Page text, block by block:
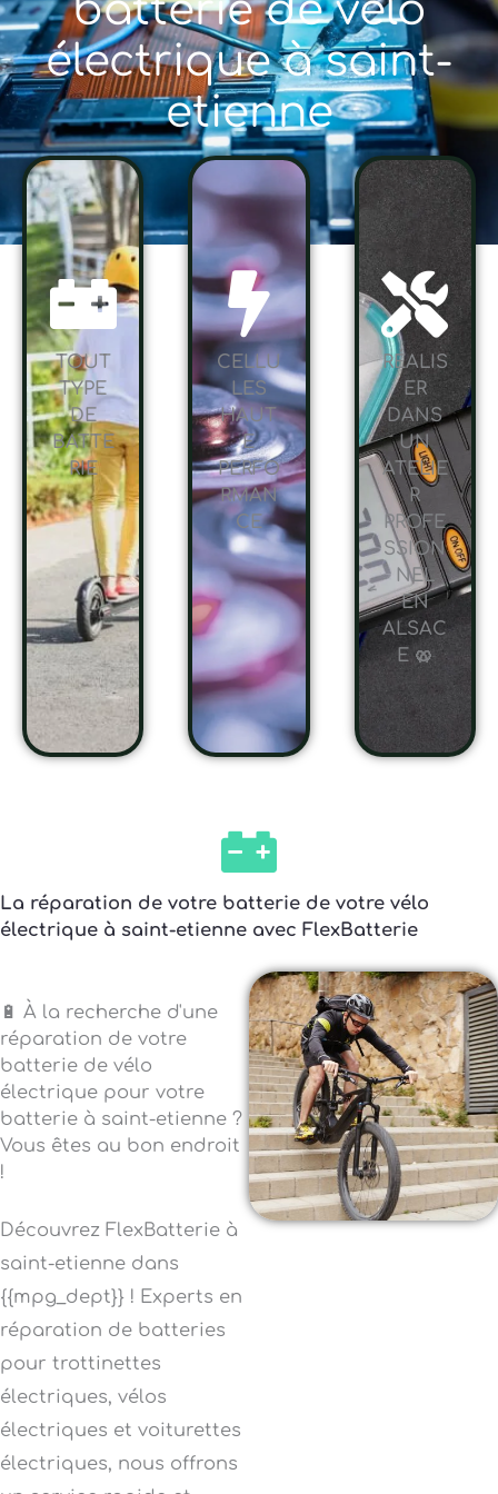
batterie de vélo
électrique à saint-
etienne
TOUT
TYPE
DE
BATTE
RIE
CELLU
LES
HAUT
E
PERFO
RMAN
CE
RÉALIS
ER
DANS
UN
ATELIE
R
PROFE
SSION
NEL
EN
ALSAC
E 🥨
La réparation de votre batterie de votre vélo
électrique à saint-etienne avec FlexBatterie
🔋 À la recherche d'une
réparation de votre
batterie de vélo
électrique pour votre
batterie à saint-etienne ?
Vous êtes au bon endroit
!
Découvrez FlexBatterie à
saint-etienne dans
{{mpg_dept}} ! Experts en
réparation de batteries
pour trottinettes
électriques, vélos
électriques et voiturettes
électriques, nous offrons